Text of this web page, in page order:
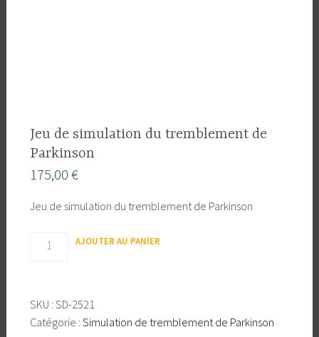
Jeu de simulation du tremblement de
Parkinson
175,00 €
Jeu de simulation du tremblement de Parkinson
Quantité
simulation
du
AJOUTER AU PANIER
SKU : SD-2521
Catégorie : Simulation de tremblement de Parkinson